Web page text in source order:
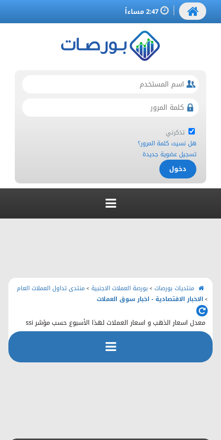
تذكرني
هل نسيت كلمة المرور؟
تسجيل عضوية جديدة
الرئيسية
منتديات بورصات > بورصة العملات الاجنبية > منتدى تداول العملات العام
> الاخبار الاقتصادية - اخبار سوق العملات
معدل اسعار الذهب و اسعار العملات لهذا الأسبوع حسب مؤشر ssi